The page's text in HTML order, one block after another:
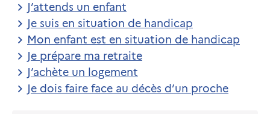
J’attends un enfant
Je suis en situation de handicap
Mon enfant est en situation de handicap
Je prépare ma retraite
J’achète un logement
Je dois faire face au décès d’un proche